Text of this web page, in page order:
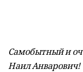
Самобытный и
Наил Анварович!